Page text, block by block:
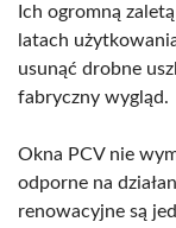
Ich ogromną
latach
usunąć drobne
fabryczny wygląd.
Okna PCV nie
odporne na
renowacyjne są